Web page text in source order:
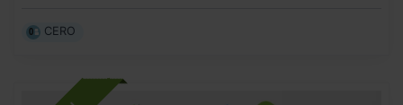
CERO